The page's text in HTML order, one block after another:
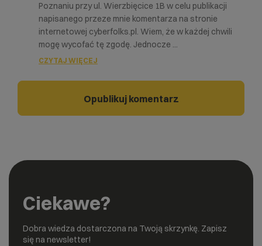
Poznaniu przy ul. Wierzbięcice 1B w celu publikacji
napisanego przeze mnie komentarza na stronie
internetowej cyberfolks.pl. Wiem, że w każdej chwili
mogę wycofać tę zgodę. Jednocze ...
CZYTAJ WIĘCEJ
Ciekawe?
Dobra wiedza dostarczona na Twoją skrzynkę. Zapisz
się na newsletter!